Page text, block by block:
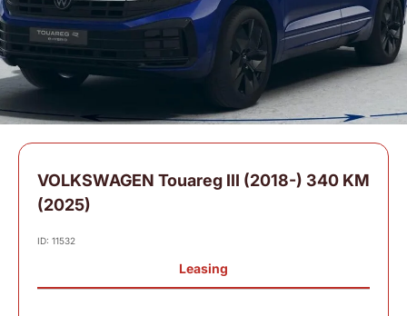
VOLKSWAGEN Touareg III (2018-) 340 KM
(2025)
ID: 11532
Leasing